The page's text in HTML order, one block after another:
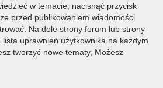
w temacie, nacisnąć przycisk
że przed publikowaniem wiadomości
Na dole strony forum lub strony
uprawnień użytkownika na każdym
tworzyć nowe tematy, Możesz